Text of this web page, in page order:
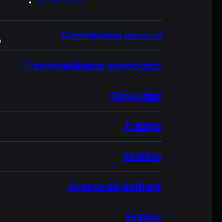
KIT DE MARCA
Descripción general
Funcionalidades esenciales
Seguridad
Trading
Staking
Acerca de Solflare
Empleo